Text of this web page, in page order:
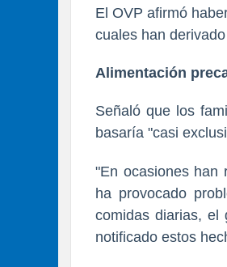
El OVP afirmó
cuales han
Alimentación
Señaló que los
basaría "casi
"En ocasiones han
ha provocado
comidas diarias, el
notificado estos